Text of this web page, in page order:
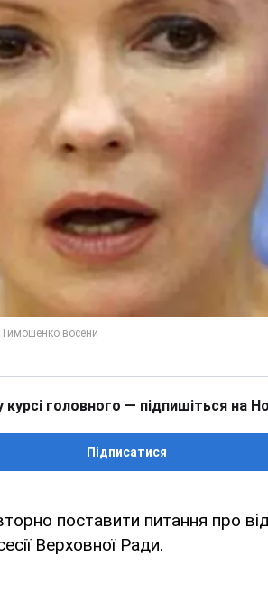
головного — підпишіться на
Підписатися
поставити питання про
Верховної Ради.